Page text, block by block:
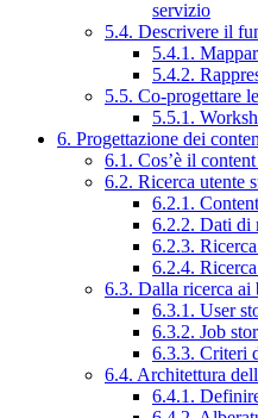
servizio
5.4. Descrivere il
5.4.1.
5.4.2.
5.5. Co-progettare
5.5.1.
6. Progettazione dei
6.1. Cos’è il
6.2. Ricerca utente
6.2.1.
6.2.2. Dati di
6.2.3.
6.2.4.
6.3. Dalla ricerca ai
6.3.1. User
6.3.2. Job
6.3.3. Criteri
6.4. Architettura
6.4.1.